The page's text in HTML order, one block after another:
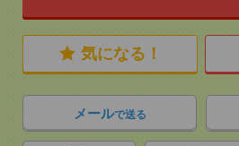
気になる！
メールで送る